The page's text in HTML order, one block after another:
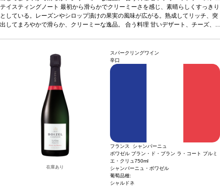
フォアグラとジンジャーブレッド葡萄品種60% ピノ・ノワール、40%シャルドネ
テイスティングノート 最初から滑らかでクリーミーさを感じ、素晴らしくすっきり
としている。レーズンやシロップ漬けの果実の風味が広がる。熟成してリッチ、突
出してまろやかで滑らか、クリーミーな逸品。 合う料理 甘いデザート、チーズ、
在庫あり
スパークリングワイン
辛口
フランス シャンパーニュ
ボワゼル ブラン・ド・ブラン ラ・コート プルミ
エ・クリュ 750ml
シャンパーニュ・ボワゼル
葡萄品種:
シャルドネ